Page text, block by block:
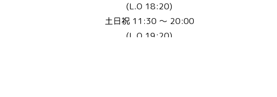
(L.O 18:20)
土日祝 11:30 〜 20:00
(L.O 19:20)